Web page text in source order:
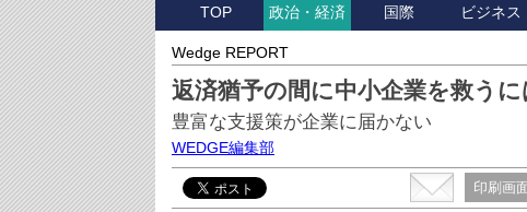
TOP 政治・経済 国際 ビジネス
Wedge REPORT
返済猶予の間に中小企業を救うに
豊富な支援策が企業に届かない
WEDGE編集部
印刷画